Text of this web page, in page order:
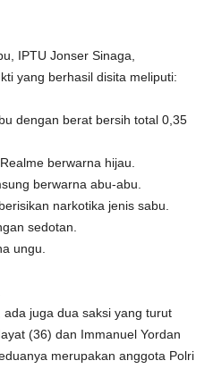
IPTU Jonser Sinaga,
yang berhasil disita meliputi:
dengan berat bersih total 0,35
berwarna hijau.
berwarna abu-abu.
narkotika jenis sabu.
sedotan.
ungu.
juga dua saksi yang turut
(36) dan Immanuel Yordan
merupakan anggota Polri